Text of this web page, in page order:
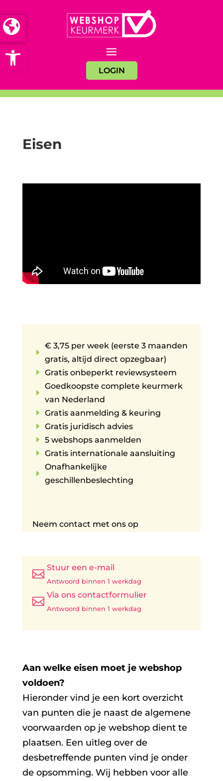
Open toolbar
LOGIN
Eisen
E
€ 3,75 per week (eerste 3 maanden
gratis, altijd direct opzegbaar)
E Gratis onbeperkt reviewsysteem
E
Goedkoopste complete keurmerk
van Nederland
E Gratis aanmelding & keuring
E Gratis juridisch advies
E 5 webshops aanmelden
E Gratis internationale aansluiting
E
Onafhankelijke
geschillenbeslechting
Neem contact met ons op

Stuur een e-mail
Antwoord binnen 1 werkdag

Via ons contactformulier
Antwoord binnen 1 werkdag
Aan welke eisen moet je webshop
voldoen?
Hieronder vind je een kort overzicht
van punten die je naast de algemene
voorwaarden op je webshop dient te
plaatsen. Een uitleg over de
desbetreffende punten vind je onder
de opsomming. Wij hebben voor alle